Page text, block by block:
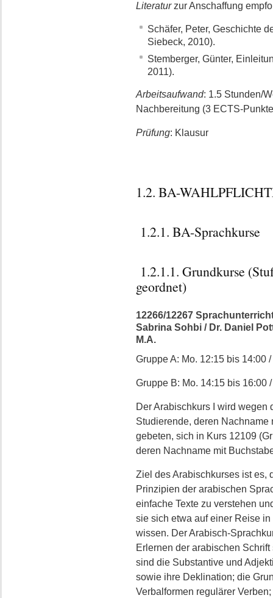
Literaturzur Anschaffung
Schäfer, Peter, Geschichte
Siebeck, 2010).
Stemberger, Günter,
2011).
Arbeitsaufwand: 1.5 Stunden/
Nachbereitung (3 ECTS-
Prüfung: Klausur
1.2. BA-
1.2.1. BA-Sprachkurse
1.2.1.1. Grundkurse
geordnet)
12266/12267
Sabrina Sohbi / Dr. Daniel
M.A.
Gruppe A: Mo. 12:15 bis
Gruppe B: Mo. 14:15 bis
Der Arabischkurs I wird wegen
Studierende, deren
gebeten, sich in Kurs 12109
deren Nachname mit
Ziel des Arabischkurses ist es,
Prinzipien der arabischen
einfache Texte zu verstehen
sie sich etwa auf einer Reise
wissen. Der Arabisch-
Erlernen der arabischen
sind die Substantive und
sowie ihre Deklination; die
Verbalformen regulärer